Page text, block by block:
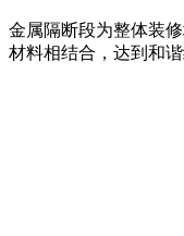
金属隔断段为整体装
材料相结合，达到和谐